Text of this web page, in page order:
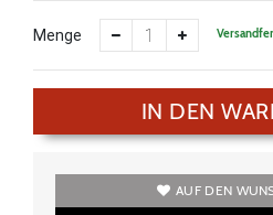
Menge
IN DEN
AUF DEN